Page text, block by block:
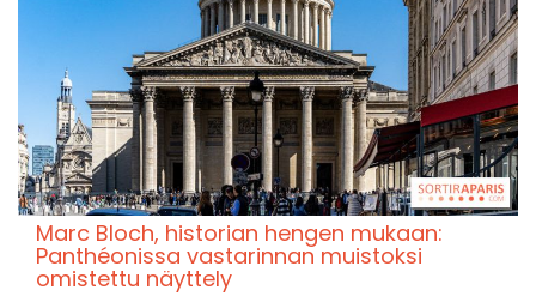
Marc Bloch, historian hengen mukaan:
Panthéonissa vastarinnan muistoksi
omistettu näyttely